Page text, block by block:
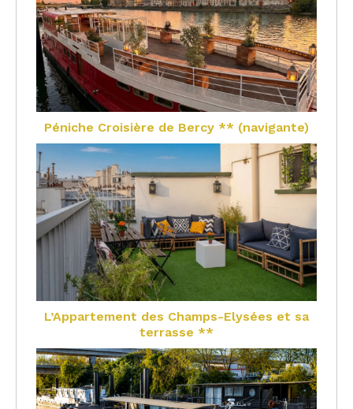
Péniche Croisière de Bercy ** (navigante)
L’Appartement des Champs-Elysées et sa
terrasse **